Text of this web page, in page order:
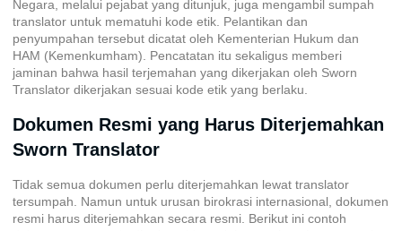
Negara, melalui pejabat yang ditunjuk, juga mengambil sumpah
translator untuk mematuhi kode etik. Pelantikan dan
penyumpahan tersebut dicatat oleh Kementerian Hukum dan
HAM (Kemenkumham). Pencatatan itu sekaligus memberi
jaminan bahwa hasil terjemahan yang dikerjakan oleh Sworn
Translator dikerjakan sesuai kode etik yang berlaku.
Dokumen Resmi yang Harus Diterjemahkan
Sworn Translator
Tidak semua dokumen perlu diterjemahkan lewat translator
tersumpah. Namun untuk urusan birokrasi internasional, dokumen
resmi harus diterjemahkan secara resmi. Berikut ini contoh